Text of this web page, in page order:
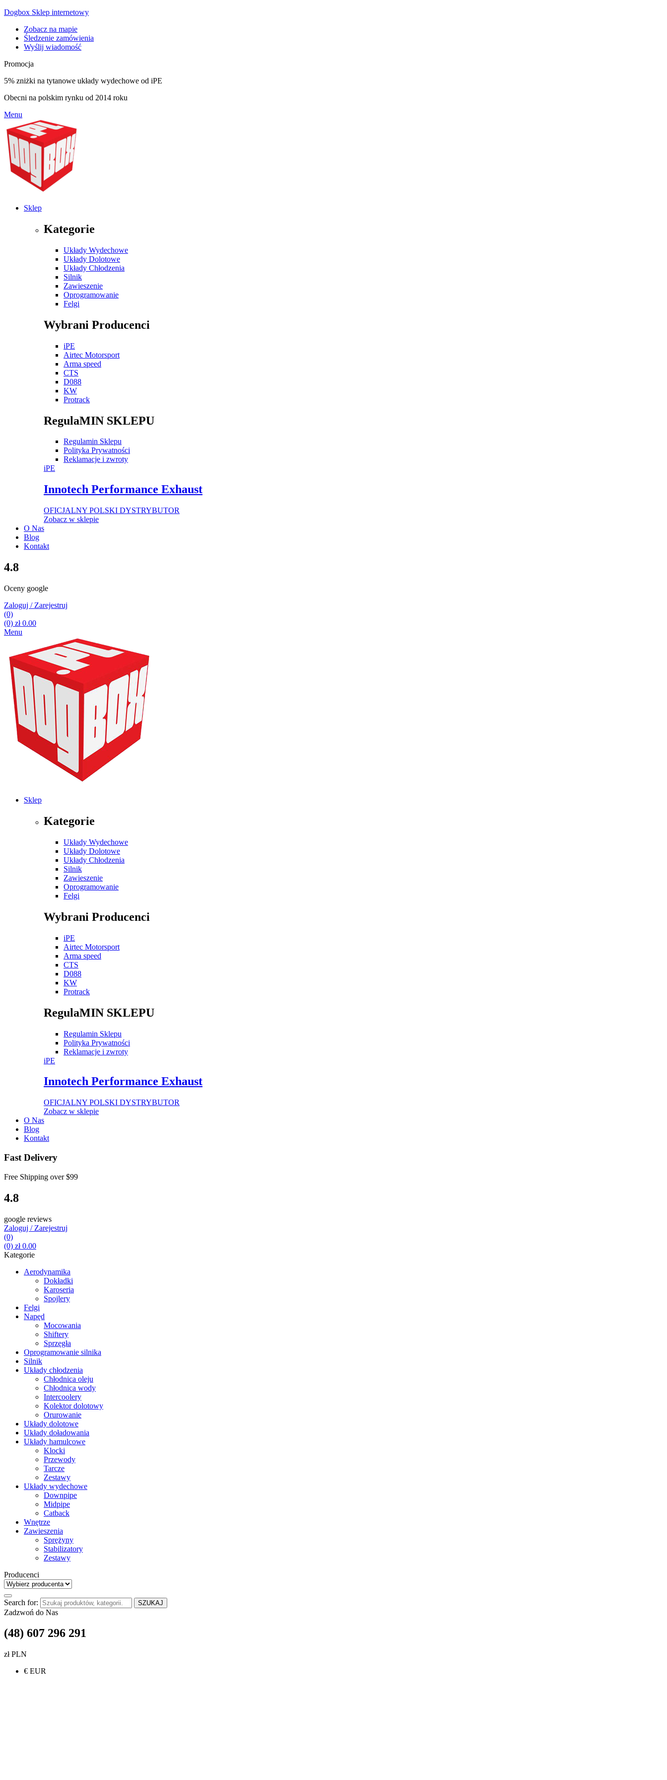
Dogbox Sklep internetowy
Zobacz na mapie
Śledzenie zamówienia
Wyślij wiadomość
Promocja
5% zniżki na tytanowe układy wydechowe od iPE
Obecni na polskim rynku od 2014 roku
Menu
Sklep
Kategorie
Układy Wydechowe
Układy Dolotowe
Układy Chłodzenia
Silnik
Zawieszenie
Oprogramowanie
Felgi
Wybrani Producenci
iPE
Airtec Motorsport
Arma speed
CTS
D088
KW
Protrack
RegulaMIN SKLEPU
Regulamin Sklepu
Polityka Prywatności
Reklamacje i zwroty
iPE
Innotech Performance Exhaust
OFICJALNY POLSKI DYSTRYBUTOR
Zobacz w sklepie
O Nas
Blog
Kontakt
4.8
Oceny google
Zaloguj / Zarejestruj
(0)
(0) zł0.00
Menu
Sklep
Kategorie
Układy Wydechowe
Układy Dolotowe
Układy Chłodzenia
Silnik
Zawieszenie
Oprogramowanie
Felgi
Wybrani Producenci
iPE
Airtec Motorsport
Arma speed
CTS
D088
KW
Protrack
RegulaMIN SKLEPU
Regulamin Sklepu
Polityka Prywatności
Reklamacje i zwroty
iPE
Innotech Performance Exhaust
OFICJALNY POLSKI DYSTRYBUTOR
Zobacz w sklepie
O Nas
Blog
Kontakt
Fast Delivery
Free Shipping over$99
4.8
google reviews
Zaloguj / Zarejestruj
(0)
(0) zł0.00
Kategorie
Aerodynamika
Dokładki
Karoseria
Spojlery
Felgi
Napęd
Mocowania
Shiftery
Sprzęgła
Oprogramowanie silnika
Silnik
Układy chłodzenia
Chłodnica oleju
Chłodnica wody
Intercoolery
Kolektor dolotowy
Orurowanie
Układy dolotowe
Układy doładowania
Układy hamulcowe
Klocki
Przewody
Tarcze
Zestawy
Układy wydechowe
Downpipe
Midpipe
Catback
Wnętrze
Zawieszenia
Sprężyny
Stabilizatory
Zestawy
Producenci
Search for: SZUKAJ
Zadzwoń do Nas
(48) 607 296 291
zł PLN
€ EUR